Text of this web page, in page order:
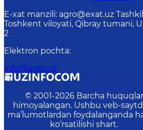
E-xat manzili: agro@exat.uz
Toshkent viloyati, Qibray tumani,
2
Elektron pochta:
info@agro.uz
© 2001-2026 Barcha huquqlar
himoyalangan. Ushbu veb-
ma’lumotlardan foydalanganda
ko‘rsatilishi shart.